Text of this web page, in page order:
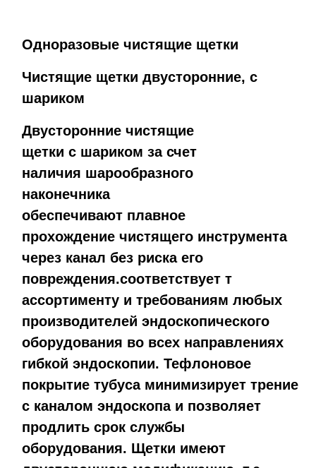
Одноразовые чистящие щетки
Чистящие щетки двусторонние, с
шариком
Двусторонние чистящие
щетки с шариком за счет
наличия шарообразного
наконечника
обеспечивают плавное
прохождение чистящего инструмента
через канал без риска его
повреждения.соответствует т
ассортименту и требованиям любых
производителей эндоскопического
оборудования во всех направлениях
гибкой эндоскопии. Тефлоновое
покрытие тубуса минимизирует трение
с каналом эндоскопа и позволяет
продлить срок службы
оборудования. Щетки имеют